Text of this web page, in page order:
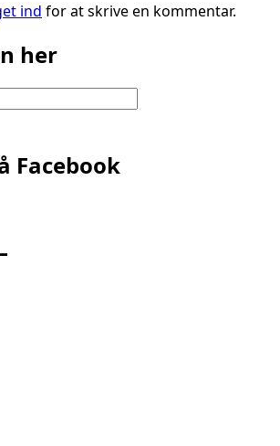
ind for at skrive en kommentar.
her
Facebook